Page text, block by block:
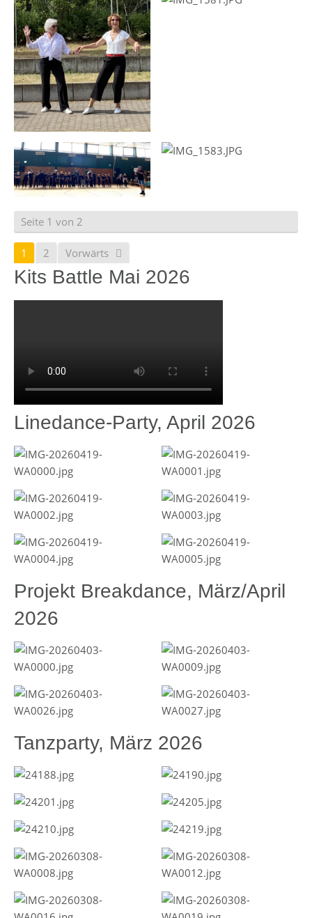
Seite 1 von 2
1 2 Vorwärts
Kits Battle Mai 2026
Linedance-Party, April 2026
Projekt Breakdance, März/April
2026
Tanzparty, März 2026